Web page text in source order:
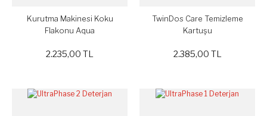
Kurutma Makinesi Koku
Flakonu Aqua
2.235,00 TL
TwinDos Care Temizleme
Kartuşu
2.385,00 TL